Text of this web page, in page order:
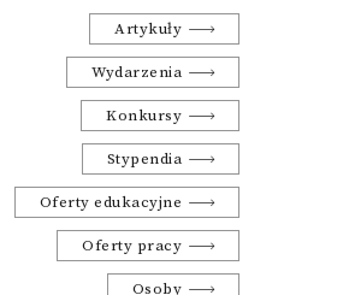
Artykuły
Wydarzenia
Konkursy
Stypendia
Oferty edukacyjne
Oferty pracy
Osoby